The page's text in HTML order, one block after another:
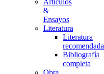
&
Ensayos
Literatura
Literatura
recomendada
Bibliografía
completa
Obra